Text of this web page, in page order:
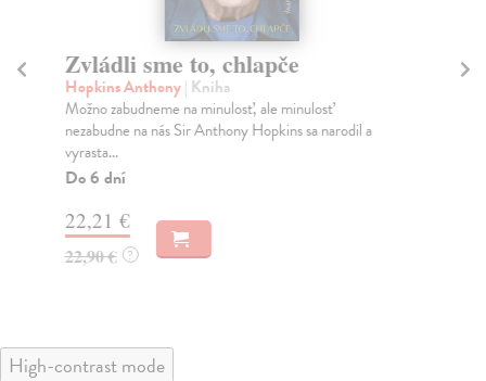
Zvládli sme to, chlapče
Hopkins Anthony| Kniha
Možno zabudneme na minulosť, ale minulosť
nezabudne na nás Sir Anthony Hopkins sa narodil a
vyrasta...
Do 6 dní
22,21 €
22,90 € ?
High-contrast mode